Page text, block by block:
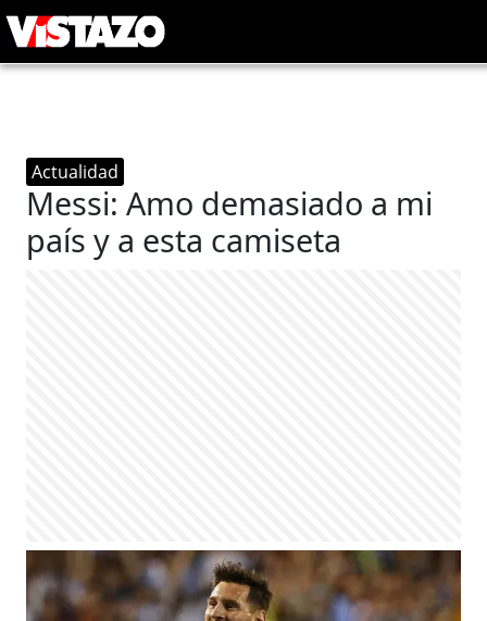
Actualidad
Messi: Amo demasiado a mi
país y a esta camiseta